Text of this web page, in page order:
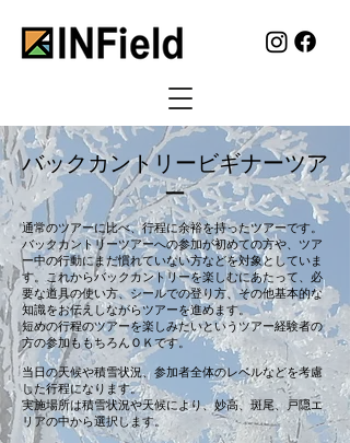
​バックカントリービギナーツア
ー
通常のツアーに比べ、行程に余裕を持ったツアーです。
バックカントリーツアーへの参加が初めての方や、ツア
ー中の行動にまだ慣れていない方などを対象としていま
す。これからバックカントリーを楽しむにあたって、必
要な道具の使い方、シールでの登り方、その他基本的な
知識をお伝えしながらツアーを進めます。
短めの行程のツアーを楽しみたいというツアー経験者の
方の参加ももちろんＯＫです。
当日の天候や積雪状況、参加者全体のレベルなどを考慮
した行程になります。
​実施場所は積雪状況や天候により、妙高、斑尾、戸隠エ
リアの中から選択します。​